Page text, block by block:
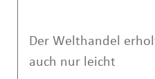
Der Welthandel
auch nur leicht